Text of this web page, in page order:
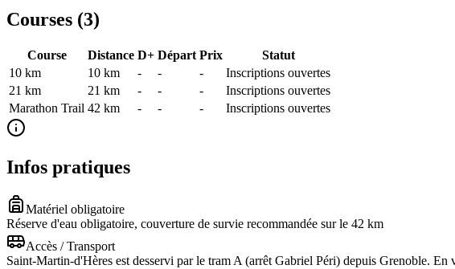
Courses (3)
Course Distance D+ Départ Prix
Statut
10 km
10 km - - -
Inscriptions ouvertes
21 km
21 km - - -
Inscriptions ouvertes
Marathon Trail 42 km - - - Inscriptions ouvertes
Infos pratiques
Matériel obligatoire
Réserve d'eau obligatoire, couverture de survie recommandée sur le 42 km
Accès / Transport
Saint-Martin-d'Hères est desservi par le tram A (arrêt Gabriel Péri) depuis Grenoble.